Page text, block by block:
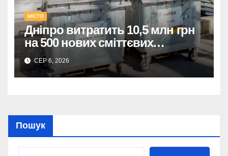
МІСТО
Дніпро витратить 10,5 млн грн
на 500 нових сміттєвих
контейнерів.
СЕР 6, 2026
Пошук